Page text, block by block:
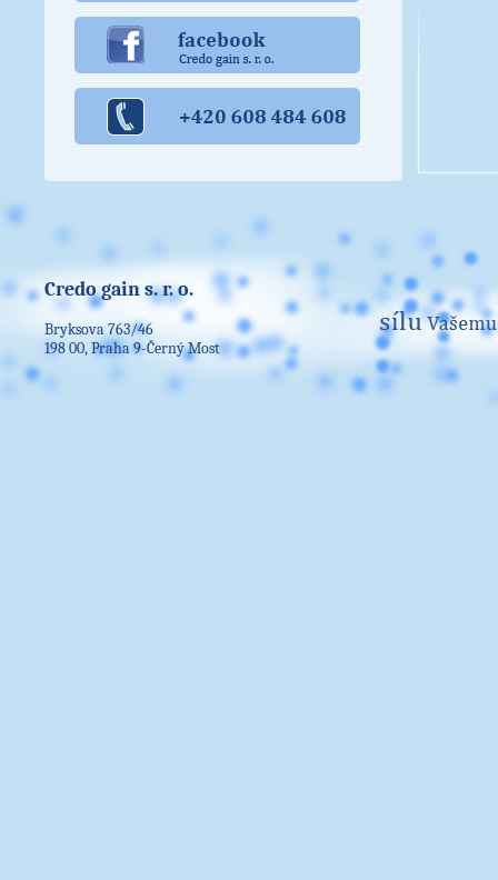
Credo gain s. r. o.
Bryksova 763/46
198 00, Praha 9-Černý Most